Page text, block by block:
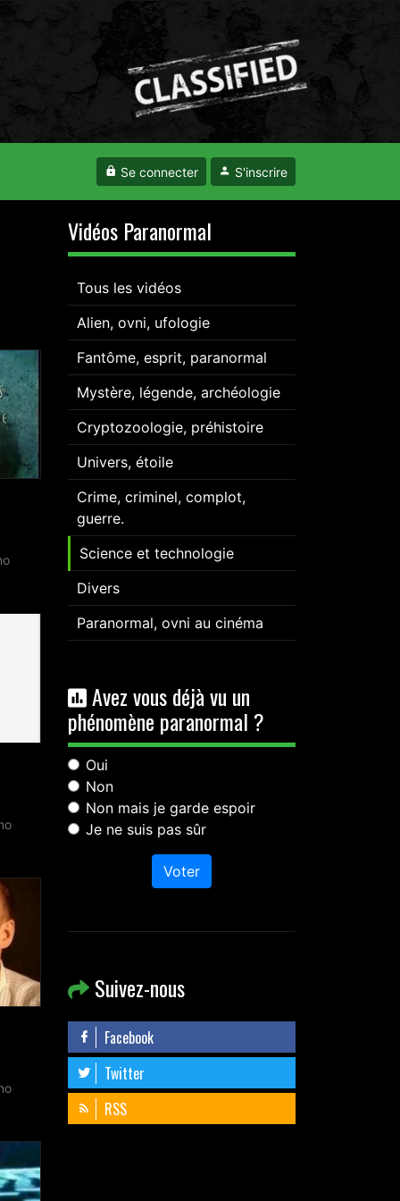
Se connecter S'inscrire
Vidéos Paranormal
Tous les vidéos
Alien, ovni, ufologie
Fantôme, esprit, paranormal
Mystère, légende, archéologie
Cryptozoologie, préhistoire
Univers, étoile
Crime, criminel, complot,
guerre.
Science et technologie
Divers
Paranormal, ovni au cinéma
Avez vous déjà vu un
phénomène paranormal ?
Oui
Non
Non mais je garde espoir
Je ne suis pas sûr
Voter
Suivez-nous
Facebook
Twitter
RSS